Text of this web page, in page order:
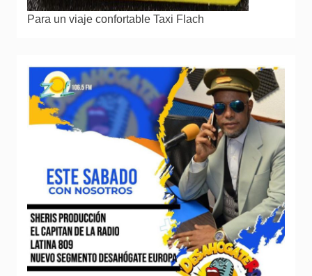
Para un viaje confortable Taxi Flach